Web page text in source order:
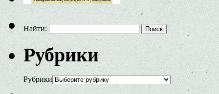
Найти:
Рубрики
Рубрики